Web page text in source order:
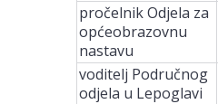
pročelnik Odjela za
općeobrazovnu
nastavu
voditelj Područnog
odjela u Lepoglavi